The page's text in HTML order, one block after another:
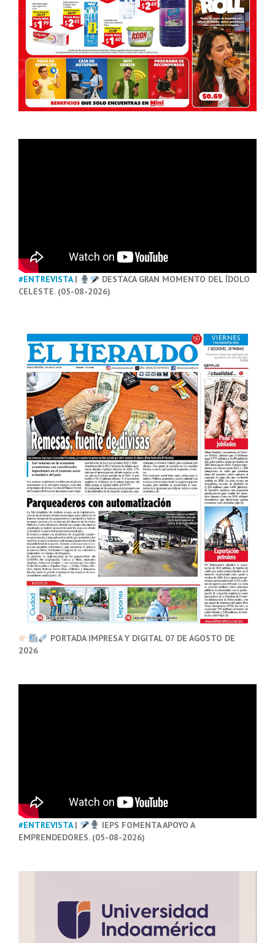
#ENTREVISTA|
DESTACA GRAN MOMENTO DEL ÍDOLO
CELESTE. (05-08-2026)
PORTADA IMPRESA Y DIGITAL 07 DE AGOSTO DE
2026
#ENTREVISTA|
IEPS FOMENTA APOYO A
EMPRENDEDORES. (05-08-2026)